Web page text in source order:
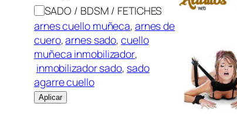
C
a
t
e
g
o
r
í
SADO / BDSM / FETICHES
arnes cuello muñeca, arnes de
cuero, arnes sado, cuello
muñeca inmobilizador,
inmobilizador sado, sado
agarre cuello
Aplicar